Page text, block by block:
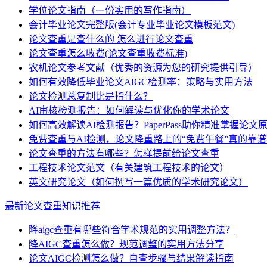
学位论文指南（一份实用的写作指南）
会计毕业论文完整版(会计专业毕业论文模板范文)
论文查重是查什么的 怎么进行论文查重
论文查重怎么收费(论文查重收费标准)
农机论文参考文献（优秀的资源为您的研究提供引导）
如何有效降低毕业论文AIGC检测率：策略与实用方法
论文检测总复制比是指什么？
AI审核检测报告：如何解读与优化你的学术论文
如何高效解读AI检测报告？PaperPass助你精准掌握论文
免费查重与AI检测，论文降重路上的“免费午餐”真的靠谱
论文查重的方法有哪些？怎样提前给论文查重
工程技术论文范文（有关建筑工程技术的论文）
英文研究论文（如何撰写一篇优质的学术研究论文）
最新论文查重知识推荐
降aigc查重有哪些符合学术规范的实用调整方法？
降AIGC查重怎么做？规范调整的实用方法分享
论文AIGC检测怎么做？自查步骤与结果解读指南